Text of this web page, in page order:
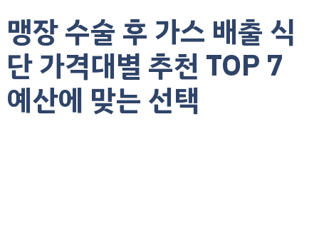
맹장 수술 후 가스 배출 식
단 가격대별 추천 TOP 7
예산에 맞는 선택